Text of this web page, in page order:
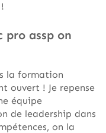
pro assp on
la formation
ouvert ! Je repense
équipe
de leadership dans
on la